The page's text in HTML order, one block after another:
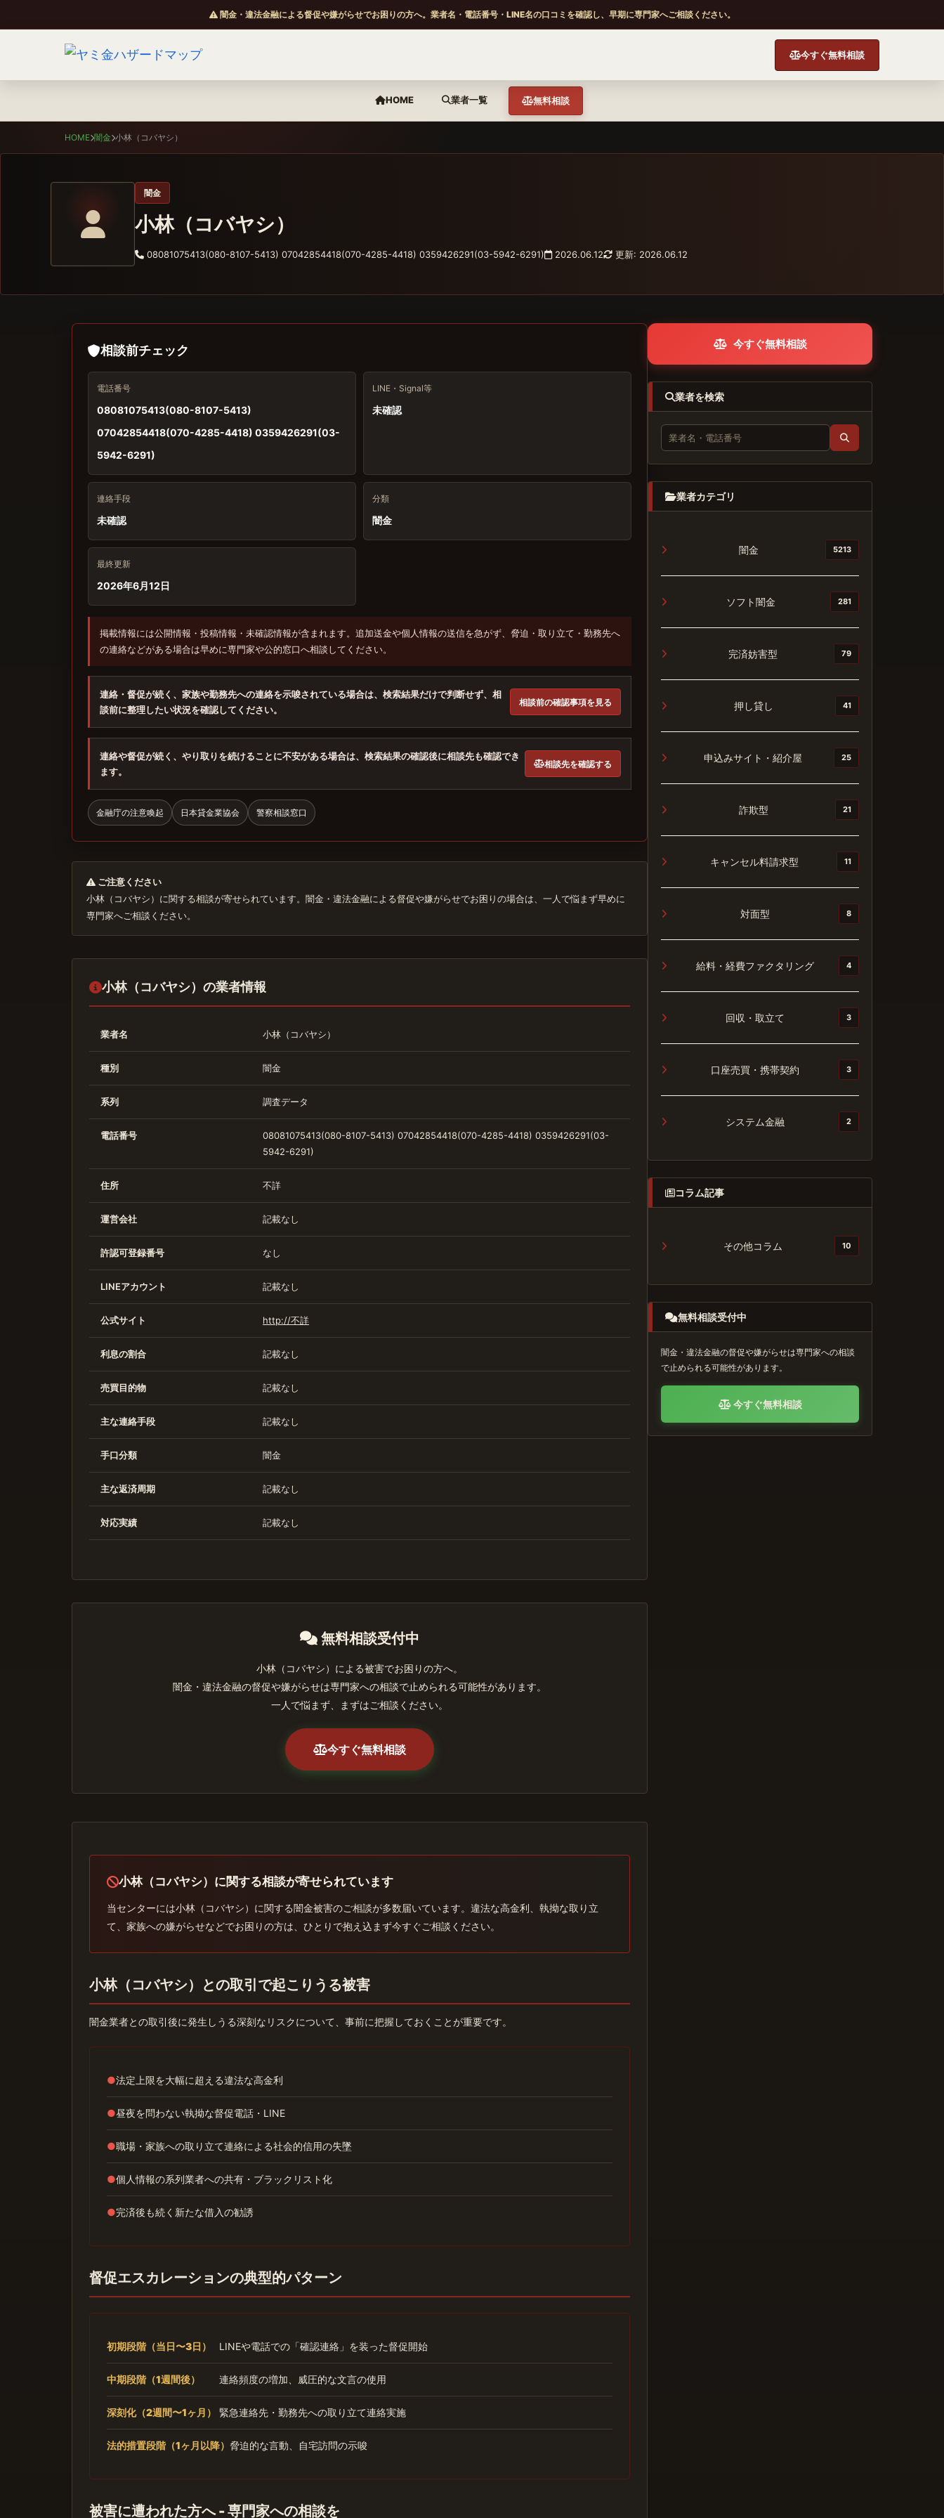
闇金・違法金融による督促や嫌がらせでお困りの方へ。業者名・電話番号・LINE名の口コミを確認し、早期に専門家へご相談ください。
今すぐ無料相談
HOME 業者一覧 無料相談
HOME 闇金 小林（コバヤシ）
闇金
小林（コバヤシ）
08081075413(080-8107-5413) 07042854418(070-4285-4418) 0359426291(03-5942-6291) 2026.06.12 更新: 2026.06.12
相談前チェック
電話番号
08081075413(080-8107-5413)
07042854418(070-4285-4418) 0359426291(03-
5942-6291)
LINE・Signal等
未確認
連絡手段
未確認
分類
闇金
最終更新
2026年6月12日
掲載情報には公開情報・投稿情報・未確認情報が含まれます。追加送金や個人情報の送信を急がず、脅迫・取り立て・勤務先へ
の連絡などがある場合は早めに専門家や公的窓口へ相談してください。
連絡・督促が続く、家族や勤務先への連絡を示唆されている場合は、検索結果だけで判断せず、相
談前に整理したい状況を確認してください。
相談前の確認事項を見る
連絡や督促が続く、やり取りを続けることに不安がある場合は、検索結果の確認後に相談先も確認でき
ます。
相談先を確認する
金融庁の注意喚起 日本貸金業協会 警察相談窓口
ご注意ください
小林（コバヤシ）に関する相談が寄せられています。闇金・違法金融による督促や嫌がらせでお困りの場合は、一人で悩まず早めに
専門家へご相談ください。
小林（コバヤシ）の業者情報
業者名 小林（コバヤシ）
種別 闇金
系列 調査データ
電話番号
08081075413(080-8107-5413) 07042854418(070-4285-4418) 0359426291(03-
5942-6291)
住所 不詳
運営会社 記載なし
許認可登録番号 なし
LINEアカウント 記載なし
公式サイト http://不詳
利息の割合 記載なし
売買目的物 記載なし
主な連絡手段 記載なし
手口分類 闇金
主な返済周期 記載なし
対応実績 記載なし
無料相談受付中
小林（コバヤシ）による被害でお困りの方へ。
闇金・違法金融の督促や嫌がらせは専門家への相談で止められる可能性があります。
一人で悩まず、まずはご相談ください。
今すぐ無料相談
小林（コバヤシ）に関する相談が寄せられています
当センターには小林（コバヤシ）に関する闇金被害のご相談が多数届いています。違法な高金利、執拗な取り立
て、家族への嫌がらせなどでお困りの方は、ひとりで抱え込まず今すぐご相談ください。
小林（コバヤシ）との取引で起こりうる被害
闇金業者との取引後に発生しうる深刻なリスクについて、事前に把握しておくことが重要です。
●法定上限を大幅に超える違法な高金利
●昼夜を問わない執拗な督促電話・LINE
●職場・家族への取り立て連絡による社会的信用の失墜
●個人情報の系列業者への共有・ブラックリスト化
●完済後も続く新たな借入の勧誘
督促エスカレーションの典型的パターン
初期段階（当日〜3日） LINEや電話での「確認連絡」を装った督促開始
中期段階（1週間後） 連絡頻度の増加、威圧的な文言の使用
深刻化（2週間〜1ヶ月） 緊急連絡先・勤務先への取り立て連絡実施
法的措置段階（1ヶ月以降） 脅迫的な言動、自宅訪問の示唆
被害に遭われた方へ - 専門家への相談を
今すぐ無料相談
業者を検索
業者カテゴリ
闇金 5213
ソフト闇金 281
完済妨害型 79
押し貸し 41
申込みサイト・紹介屋 25
詐欺型 21
キャンセル料請求型 11
対面型 8
給料・経費ファクタリング 4
回収・取立て 3
口座売買・携帯契約 3
システム金融 2
コラム記事
その他コラム 10
無料相談受付中
闇金・違法金融の督促や嫌がらせは専門家への相談
で止められる可能性があります。
今すぐ無料相談